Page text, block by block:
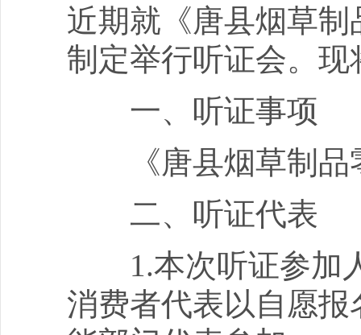
近期就《唐县烟草
制定举行听证会。
一、听证事项
《唐县烟草制品
二、听证代表
1.本次听证参加人
消费者代表以自愿